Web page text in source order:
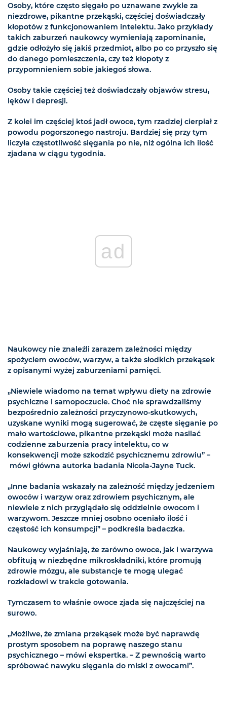
Osoby, które często sięgało po uznawane zwykle za
niezdrowe, pikantne przekąski, częściej doświadczały
kłopotów z funkcjonowaniem intelektu. Jako przykłady
takich zaburzeń naukowcy wymieniają zapominanie,
gdzie odłożyło się jakiś przedmiot, albo po co przyszło się
do danego pomieszczenia, czy też kłopoty z
przypomnieniem sobie jakiegoś słowa.
Osoby takie częściej też doświadczały objawów stresu,
lęków i depresji.
Z kolei im częściej ktoś jadł owoce, tym rzadziej cierpiał z
powodu pogorszonego nastroju. Bardziej się przy tym
liczyła częstotliwość sięgania po nie, niż ogólna ich ilość
zjadana w ciągu tygodnia.
ad
Naukowcy nie znaleźli zarazem zależności między
spożyciem owoców, warzyw, a także słodkich przekąsek
z opisanymi wyżej zaburzeniami pamięci.
„Niewiele wiadomo na temat wpływu diety na zdrowie
psychiczne i samopoczucie. Choć nie sprawdzaliśmy
bezpośrednio zależności przyczynowo-skutkowych,
uzyskane wyniki mogą sugerować, że częste sięganie po
mało wartościowe, pikantne przekąski może nasilać
codzienne zaburzenia pracy intelektu, co w
konsekwencji może szkodzić psychicznemu zdrowiu” –
mówi główna autorka badania Nicola-Jayne Tuck.
„Inne badania wskazały na zależność między jedzeniem
owoców i warzyw oraz zdrowiem psychicznym, ale
niewiele z nich przyglądało się oddzielnie owocom i
warzywom. Jeszcze mniej osobno oceniało ilość i
częstość ich konsumpcji” – podkreśla badaczka.
Naukowcy wyjaśniają, że zarówno owoce, jak i warzywa
obfitują w niezbędne mikroskładniki, które promują
zdrowie mózgu, ale substancje te mogą ulegać
rozkładowi w trakcie gotowania.
Tymczasem to właśnie owoce zjada się najczęściej na
surowo.
„Możliwe, że zmiana przekąsek może być naprawdę
prostym sposobem na poprawę naszego stanu
psychicznego – mówi ekspertka. – Z pewnością warto
spróbować nawyku sięgania do miski z owocami”.